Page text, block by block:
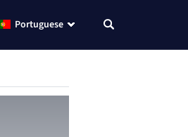
Portuguese